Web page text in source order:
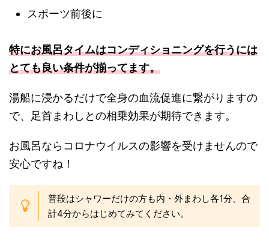
スポーツ前後に
特にお風呂タイムはコンディショニングを行うには
とても良い条件が揃ってます。
湯船に浸かるだけで全身の血流促進に繋がりますの
で、足首まわしとの相乗効果が期待できます。
お風呂ならコロナウイルスの影響を受けませんので
安心ですね！
普段はシャワーだけの方も内・外まわし各1分、合
計4分からはじめてみてください。